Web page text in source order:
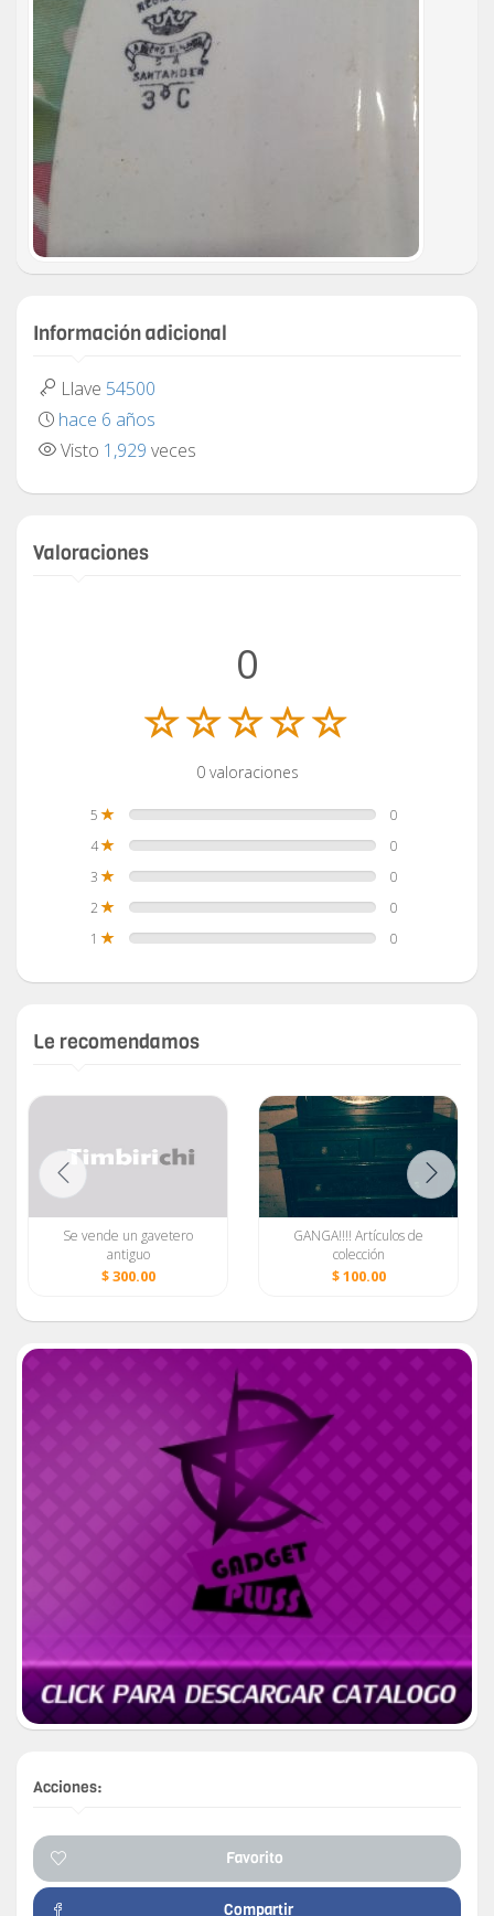
Información adicional
Llave 54500
hace 6 años
Visto 1,929 veces
Valoraciones
0
0 valoraciones
5
0
4
0
3
0
2
0
1
0
Le recomendamos
Se vende un gavetero
antiguo
$ 300.00
GANGA!!!! Artículos de
colección
$ 100.00
Acciones:
Favorito
Compartir